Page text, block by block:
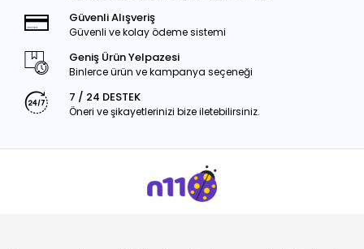
Güvenli Alışveriş
Güvenli ve kolay ödeme sistemi
Geniş Ürün Yelpazesi
Binlerce ürün ve kampanya seçeneği
7 / 24 DESTEK
Öneri ve şikayetlerinizi bize iletebilirsiniz.